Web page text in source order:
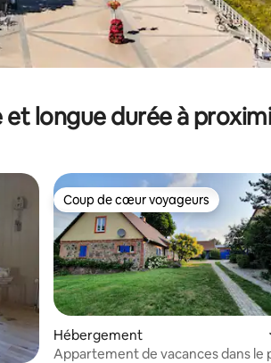
longue durée à
Coup de cœur voyageurs
Coup de cœur voyageurs
Hébergement
Appartement de vacances dans le